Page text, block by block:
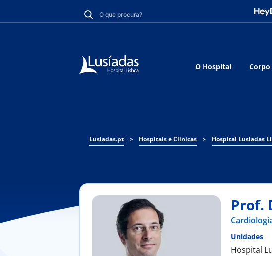
O Hospital Corpo
Lusiadas.pt > Hospitais e Clínicas > Hospital Lusíadas
Prof.
Unidades
Hospital